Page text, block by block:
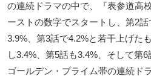
の連続ドラマの中で、『表参道高
ーストの数字でスタートし、第2
3.9%、第3話で4.2%と若干上げた
し3.4%、第5話も3.4%、そして第
ゴールデン・プライム帯の連続ド